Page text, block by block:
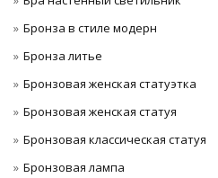
Бронза в стиле модерн
Бронза литье
Бронзовая женская статуэтка
Бронзовая женская статуя
Бронзовая классическая статуя
Бронзовая лампа